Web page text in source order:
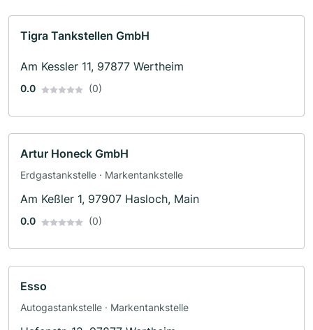
Tigra Tankstellen GmbH
Am Kessler 11, 97877 Wertheim
0.0 (0)
Artur Honeck GmbH
Erdgastankstelle · Markentankstelle
Am Keßler 1, 97907 Hasloch, Main
0.0 (0)
Esso
Autogastankstelle · Markentankstelle